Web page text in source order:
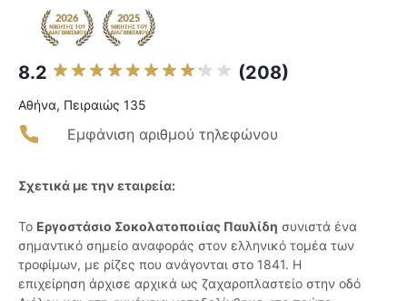
8.2 (208)
Αθήνα, Πειραιώς 135
Εμφάνιση αριθμού τηλεφώνου
Σχετικά με την εταιρεία:
Το Εργοστάσιο Σοκολατοποιίας Παυλίδη συνιστά ένα
σημαντικό σημείο αναφοράς στον ελληνικό τομέα των
τροφίμων, με ρίζες που ανάγονται στο 1841. Η
επιχείρηση άρχισε αρχικά ως ζαχαροπλαστείο στην οδό